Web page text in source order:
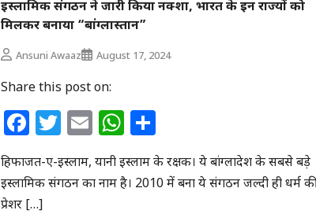
इस्लामिक संगठन ने जारी किया नक्शा, भारत के इन राज्यों को
मिलकर बनाया “बांग्लास्तान”
Ansuni Awaaz August 17, 2024
Share this post on:
Facebook
Twitter
EmailWhatsApp
हिफाजत-ए-इस्लाम, यानी इस्लाम के रक्षक। ये बांग्लादेश के सबसे बड़े
इस्लामिक संगठन का नाम है। 2010 में बना ये संगठन जल्दी ही धर्म की
प्रेशर […]